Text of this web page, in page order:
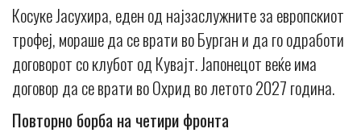
Косуке Јасухира, еден од најзаслужните за европскиот
трофеј, мораше да се врати во Бурган и да го одработи
договорот со клубот од Кувајт. Јапонецот веќе има
договор да се врати во Охрид во летото 2027 година.
Повторно борба на четири фронта